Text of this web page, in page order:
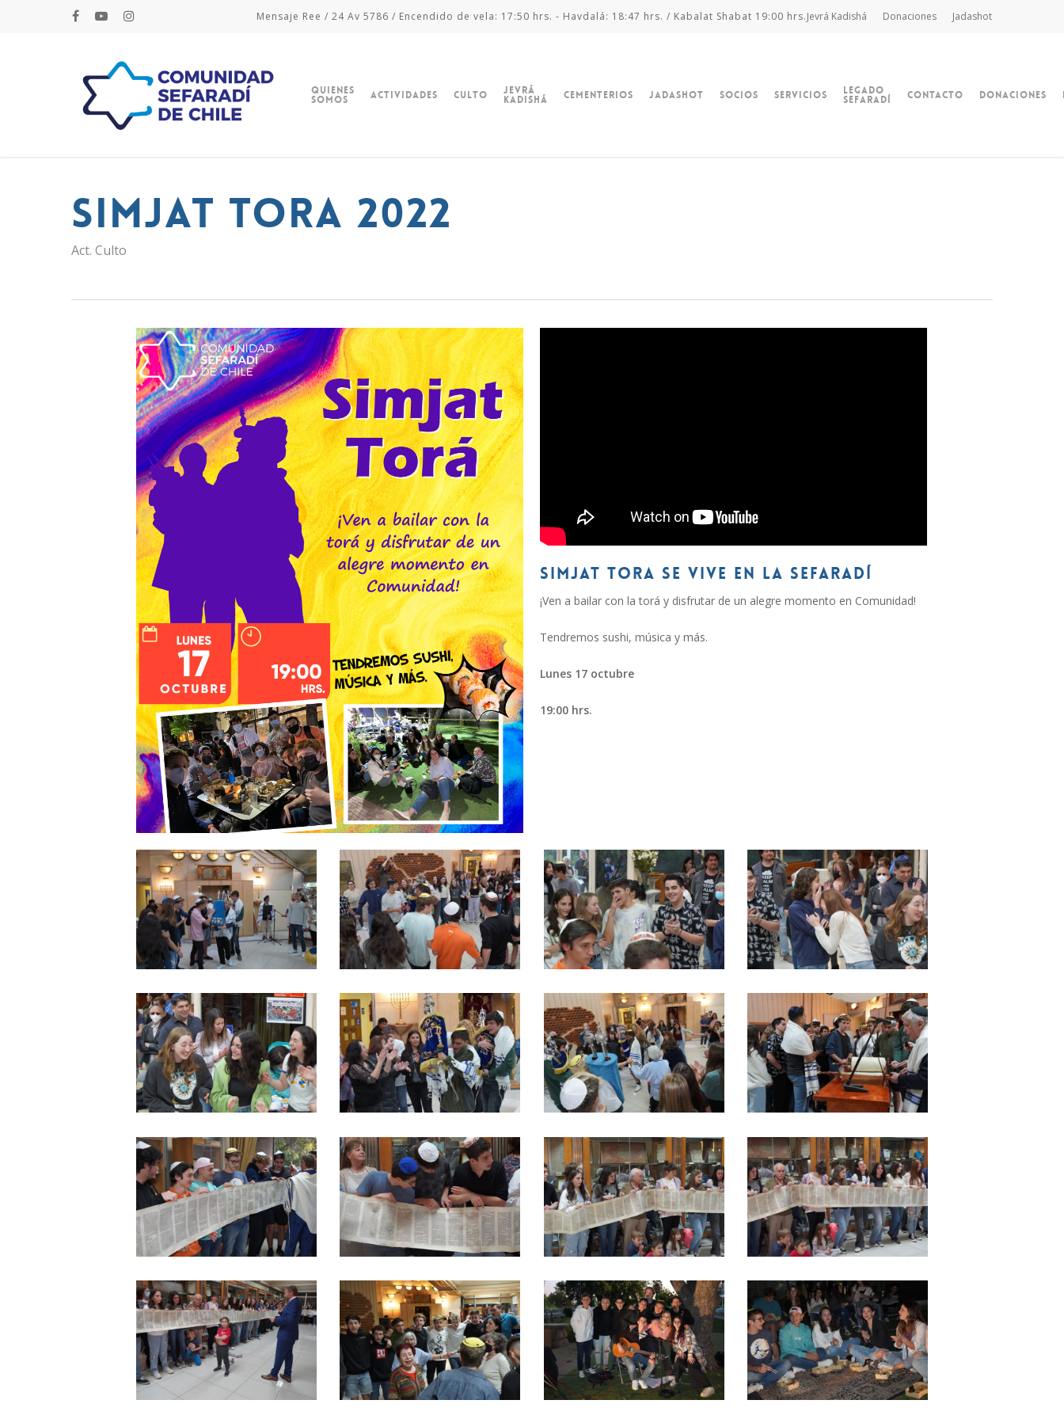
Mensaje Ree / 24 Av 5786 / Encendido de vela: 17:50 hrs. - Havdalá: 18:47 hrs. / Kabalat Shabat 19:00 hrs.Jevrá Kadishá Donaciones Jadashot
Hit enter to search or ESC to close
Quienes
Somos Actividades Culto Jevrá
Kadishá Cementerios Jadashot Socios Servicios Legado
Sefaradí Contacto Donaciones
Simjat Tora 2022
Act. Culto
SIMJAT TORA SE VIVE EN LA SEFARADÍ
¡Ven a bailar con la torá y disfrutar de un alegre momento en Comunidad!
Tendremos sushi, música y más.
Lunes 17 octubre
19:00 hrs.